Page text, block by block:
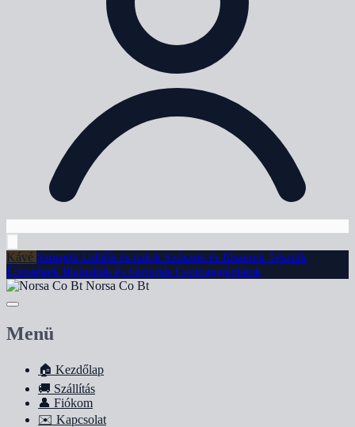
Kávé Szörpök Üdítők és italok Szószok és fűszerek Tészták
Édességek Illatosítók és háztartás Csomagajánlatok
Norsa Co Bt
Menü
🏠 Kezdőlap
🚚 Szállítás
👤 Fiókom
✉️ Kapcsolat